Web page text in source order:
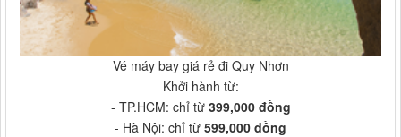
Vé máy bay giá rẻ đi Quy Nhơn
Khởi hành từ:
- TP.HCM: chỉ từ 399,000 đồng
- Hà Nội: chỉ từ 599,000 đồng